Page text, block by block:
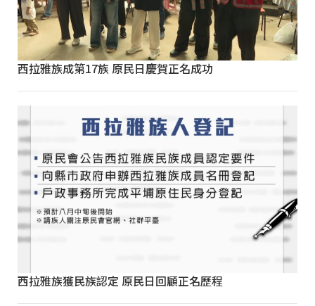
西拉雅族成第17族 原民日慶賀正名成功
西拉雅族獲民族認定 原民日回顧正名歷程